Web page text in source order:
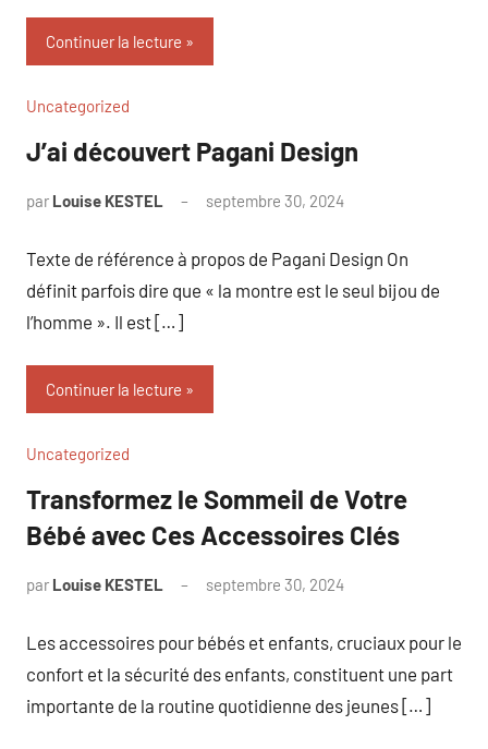
Continuer la lecture
Uncategorized
J’ai découvert Pagani Design
par Louise KESTEL septembre 30, 2024
Texte de référence à propos de Pagani Design On
définit parfois dire que « la montre est le seul bijou de
l’homme ». Il est […]
Continuer la lecture
Uncategorized
Transformez le Sommeil de Votre
Bébé avec Ces Accessoires Clés
par Louise KESTEL septembre 30, 2024
Les accessoires pour bébés et enfants, cruciaux pour le
confort et la sécurité des enfants, constituent une part
importante de la routine quotidienne des jeunes […]